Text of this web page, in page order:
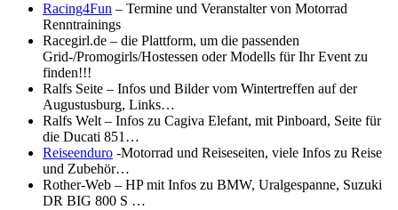
Racing4Fun – Termine und Veranstalter von Motorrad
Renntrainings
Racegirl.de – die Plattform, um die passenden
Grid-/Promogirls/Hostessen oder Modells für Ihr Event zu
finden!!!
Ralfs Seite – Infos und Bilder vom Wintertreffen auf der
Augustusburg, Links…
Ralfs Welt – Infos zu Cagiva Elefant, mit Pinboard, Seite für
die Ducati 851…
Reiseenduro -Motorrad und Reiseseiten, viele Infos zu Reise
und Zubehör…
Rother-Web – HP mit Infos zu BMW, Uralgespanne, Suzuki
DR BIG 800 S …